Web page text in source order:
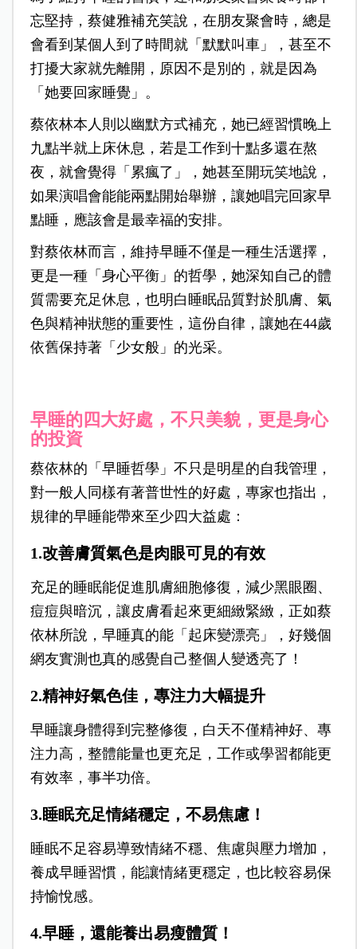
忘堅持，蔡健雅補充笑說，在朋友聚會時，總是
會看到某個人到了時間就「默默叫車」，甚至不
打擾大家就先離開，原因不是別的，就是因為
「她要回家睡覺」。
蔡依林本人則以幽默方式補充，她已經習慣晚上
九點半就上床休息，若是工作到十點多還在熬
夜，就會覺得「累瘋了」，她甚至開玩笑地說，
如果演唱會能能兩點開始舉辦，讓她唱完回家早
點睡，應該會是最幸福的安排。
對蔡依林而言，維持早睡不僅是一種生活選擇，
更是一種「身心平衡」的哲學，她深知自己的體
質需要充足休息，也明白睡眠品質對於肌膚、氣
色與精神狀態的重要性，這份自律，讓她在44歲
依舊保持著「少女般」的光采。
早睡的四大好處，不只美貌，更是身心
的投資
蔡依林的「早睡哲學」不只是明星的自我管理，
對一般人同樣有著普世性的好處，專家也指出，
規律的早睡能帶來至少四大益處：
1.改善膚質氣色是肉眼可見的有效
充足的睡眠能促進肌膚細胞修復，減少黑眼圈、
痘痘與暗沉，讓皮膚看起來更細緻緊緻，正如蔡
依林所說，早睡真的能「起床變漂亮」，好幾個
網友實測也真的感覺自己整個人變透亮了！
2.精神好氣色佳，專注力大幅提升
早睡讓身體得到完整修復，白天不僅精神好、專
注力高，整體能量也更充足，工作或學習都能更
有效率，事半功倍。
3.睡眠充足情緒穩定，不易焦慮！
睡眠不足容易導致情緒不穩、焦慮與壓力增加，
養成早睡習慣，能讓情緒更穩定，也比較容易保
持愉悅感。
4.早睡，還能養出易瘦體質！